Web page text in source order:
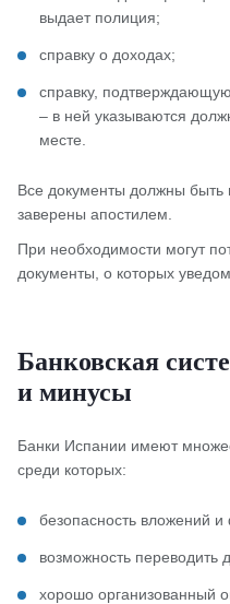
выдает полиция;
справку о доходах;
справку,
– в ней указываются
месте.
Все документы должны быть
заверены апостилем.
При необходимости могут
документы, о которых
Банковская
и минусы
Банки Испании имеют
среди которых:
безопасность вложений
возможность переводить
хорошо организованный